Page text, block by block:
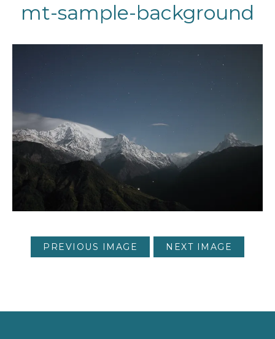
mt-sample-background
PREVIOUS IMAGE NEXT IMAGE